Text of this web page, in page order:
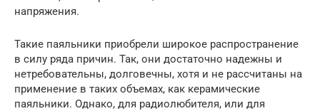
напряжения.
Такие паяльники приобрели широкое распространение
в силу ряда причин. Так, они достаточно надежны и
нетребовательны, долговечны, хотя и не рассчитаны на
применение в таких объемах, как керамические
паяльники. Однако, для радиолюбителя, или для